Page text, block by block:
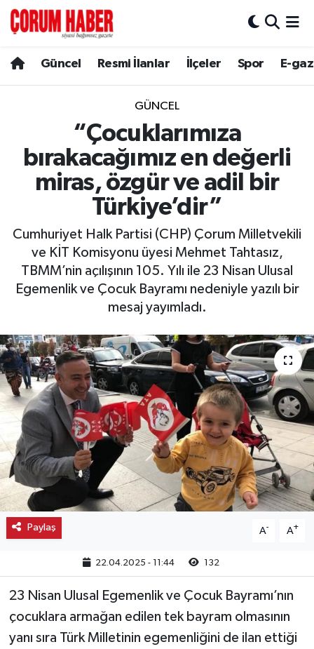
Güncel Resmi İlanlar İlçeler Spor E-
GÜNCEL
“Çocuklarımıza
bırakacağımız en değerli
miras, özgür ve adil bir
Türkiye’dir”
Cumhuriyet Halk Partisi (CHP) Çorum Milletvekili
ve KİT Komisyonu üyesi Mehmet Tahtasız,
TBMM’nin açılışının 105. Yılı ile 23 Nisan Ulusal
Egemenlik ve Çocuk Bayramı nedeniyle yazılı bir
mesaj yayımladı.
Paylaş A- A+
22.04.2025 - 11:44 132
23 Nisan Ulusal Egemenlik ve Çocuk Bayramı’nın
çocuklara armağan edilen tek bayram olmasının
yanı sıra Türk Milletinin egemenliğini de ilan ettiği
Spor
Resmi İlanlar
Alaca
Boğazkale
Dodurga
Kargı
Laçin
Mecitözü
Oğuzlar
Ortaköy
Osmancık
Uğurludağ
Hava Durumu
Çorum Namaz Vakitleri
Trafik Durumu
Süper Lig Puan Durumu ve Fikstür
Tüm Manşetler
Son Dakika Haberleri